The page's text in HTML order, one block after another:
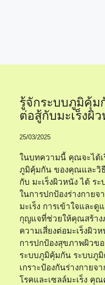
รู้จักระบบภูมิคุ้
ต่อสู้กับมะเร็งผิ
25/03/2025
ในบทความนี้ คุณจะได้เ
ภูมิคุ้มกัน ของคุณและวิ
กับ มะเร็งผิวหนัง ได้
ในการปกป้องร่างกายจ
มะเร็ง การเข้าใจและ
กุญแจที่ช่วยให้คุณสร้าง
ความเสี่ยงต่อมะเร็งผิว
การปกป้องสุขภาพผิวข
ระบบภูมิคุ้มกัน ระบบภู
เกราะป้องกันร่างกายจ
โรคและเซลล์มะเร็ง คุ